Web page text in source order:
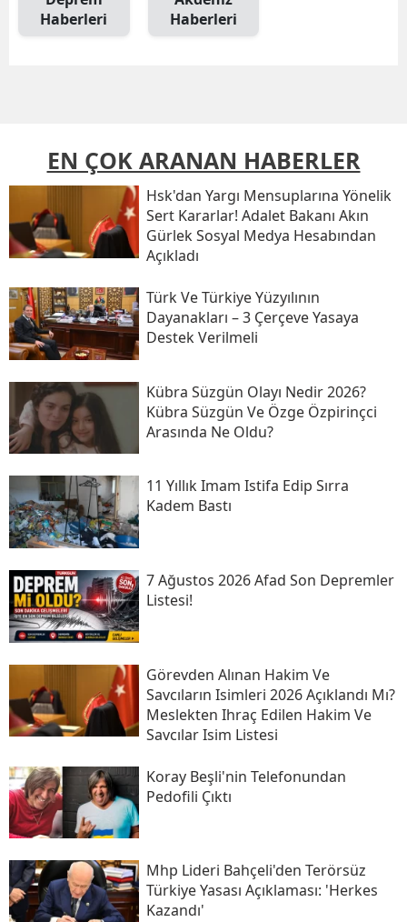
Haberleri
Haberleri
EN ÇOK ARANAN HABERLER
Hsk'dan Yargı Mensuplarına Yönelik
Sert Kararlar! Adalet Bakanı Akın
Gürlek Sosyal Medya Hesabından
Açıkladı
Türk Ve Türkiye Yüzyılının
Dayanakları – 3 Çerçeve Yasaya
Destek Verilmeli
Kübra Süzgün Olayı Nedir 2026?
Kübra Süzgün Ve Özge Özpirinçci
Arasında Ne Oldu?
11 Yıllık Imam Istifa Edip Sırra
Kadem Bastı
7 Ağustos 2026 Afad Son Depremler
Listesi!
Görevden Alınan Hakim Ve
Savcıların Isimleri 2026 Açıklandı Mı?
Meslekten Ihraç Edilen Hakim Ve
Savcılar Isim Listesi
Koray Beşli'nin Telefonundan
Pedofili Çıktı
Mhp Lideri Bahçeli'den Terörsüz
Türkiye Yasası Açıklaması: 'herkes
Kazandı'